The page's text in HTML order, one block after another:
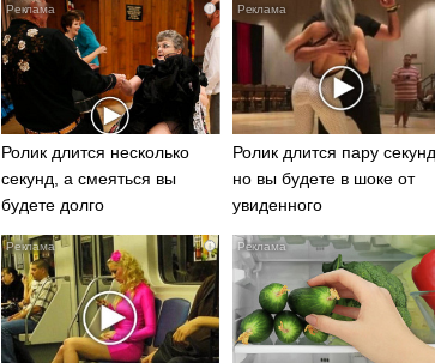
i
Ролик длится несколько
секунд, а смеяться вы
будете долго
Ролик длится пару секунд,
но вы будете в шоке от
увиденного
i